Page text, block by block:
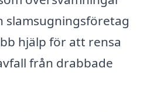
slamsugningsföretag
hjälp för att rensa
från drabbade